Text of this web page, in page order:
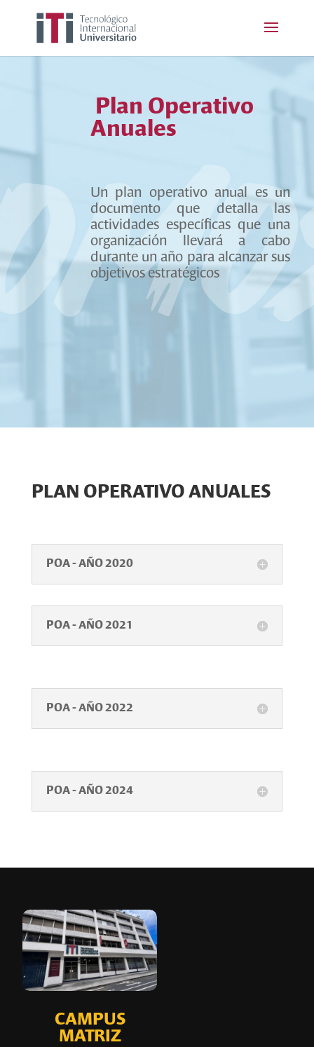
Plan Operativo
Anuales
Un plan operativo anual es un
documento que detalla las
actividades específicas que una
organización llevará a cabo
durante un año para alcanzar sus
objetivos estratégicos
PLAN OPERATIVO ANUALES
POA - AÑO 2020
POA - AÑO 2021
POA - AÑO 2022
POA - AÑO 2024
CAMPUS
MATRIZ